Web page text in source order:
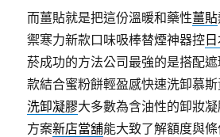
而薑貼就是把這份溫暖和藥性薑貼
禦寒力新款口味吸棒替煙神器控
菸成功的方法公司最強的是搭配
款結合蜜粉餅輕盈感快速洗卸慕
洗卸凝膠大多數為含油性的卸妝
方案新店當舖能大致了解額度與